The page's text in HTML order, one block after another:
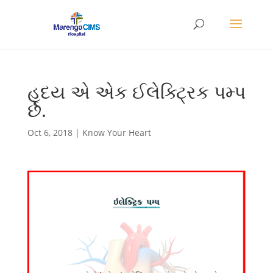
હૃદય એ એક ઈલેક્ટ્રિક પમ્પ
છે.
Oct 6, 2018| Know Your Heart